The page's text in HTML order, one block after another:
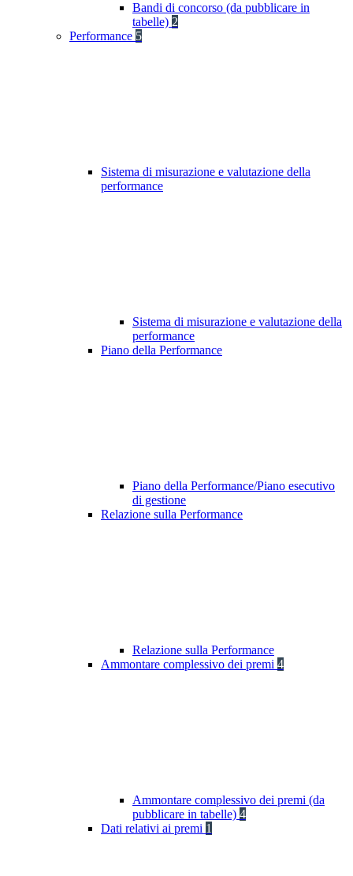
Bandi di concorso (da pubblicare in
tabelle) 2
Performance 5
Sistema di misurazione e valutazione della
performance
Sistema di misurazione e valutazione della
performance
Piano della Performance
Piano della Performance/Piano esecutivo
di gestione
Relazione sulla Performance
Relazione sulla Performance
Ammontare complessivo dei premi 4
Ammontare complessivo dei premi (da
pubblicare in tabelle) 4
Dati relativi ai premi 1